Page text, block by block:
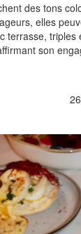
des tons
elles
terrasse,
son